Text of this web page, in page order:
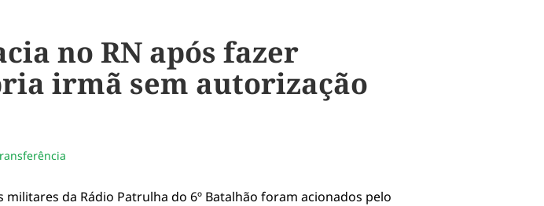
no RN após fazer
irmã sem autorização
da Rádio Patrulha do 6º Batalhão foram acionados pelo